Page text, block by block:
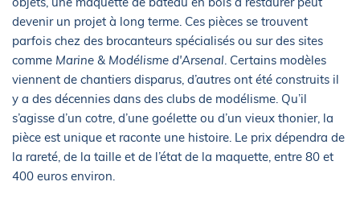
devenir un projet à long terme. Ces pièces se trouvent
parfois chez des brocanteurs spécialisés ou sur des sites
comme Marine & Modélisme d'Arsenal. Certains modèles
viennent de chantiers disparus, d’autres ont été construits il
y a des décennies dans des clubs de modélisme. Qu’il
s’agisse d’un cotre, d’une goélette ou d’un vieux thonier, la
pièce est unique et raconte une histoire. Le prix dépendra de
la rareté, de la taille et de l’état de la maquette, entre 80 et
400 euros environ.